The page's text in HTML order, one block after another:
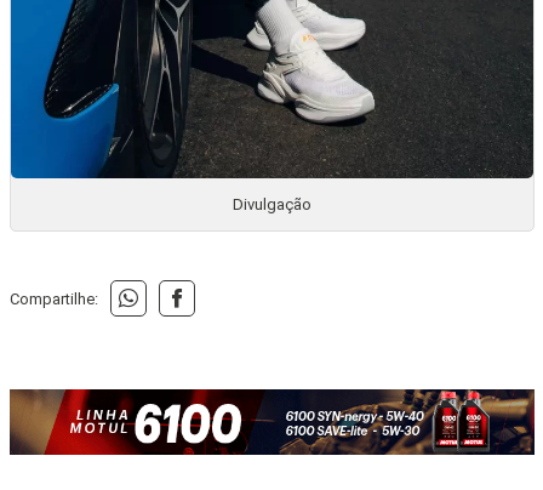
Divulgação
Compartilhe: